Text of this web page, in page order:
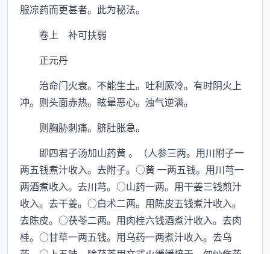
服凉药而更甚者。此为秘法。
卷上 补可扶弱
正元丹
治命门火衰。不能生土。吐利厥冷。有时阴火上
冲。则头面赤热。眩晕恶心。浊气逆满。
则胸胁刺痛。脐肚胀急。
即四君子汤加山药黄 。（人参三两。用川附子一
两五钱煮汁收入。去附子。○黄 一两五钱。用川芎一
两酒煮收入。去川芎。○山药一两。用干姜三钱煎汁
收入。去干姜。○白术二两。用陈皮五钱煮汁收入。
去陈皮。○茯苓二两。用肉桂六钱酒煮汁收入。去肉
桂。○甘草一两五钱。用乌药一两煮汁收入。去乌